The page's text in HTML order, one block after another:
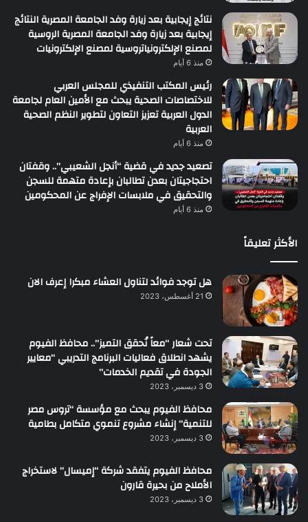
نتائج إيجابية بعد زيارة وفد الجامعة المصرية النتائج
إيجابية بعد زيارة وفد الجامعة المصرية الروسية
لمصنع الإلكترونياتروسية لمصنع الإلكترونيات
منذ 6 أيام
رئيس المكتب التنفيذي للمجلس العربي
للاختصاصات الصحية يبحث مع الأمين العام لجامعة
الدول العربية تعزيز التعاون لتطوير النظم الصحية
العربية
منذ 6 أيام
تصعيد جديد في قضية “أنجل الشعيبي”.. وقفتان
احتجاجيتان بعدن تطالبان بإعادة متهمة للسجن
والتحقيق في ملابسات الإفراج عن المحكومين
منذ 6 أيام
الأكثر تعليقاً
هل توجد فوائد لتناول العشاء مبكرا إعرف الان
21 أغسطس، 2023
تحت شعار “معاً نُحقق التميز”.. محافظ الفيوم
يشهد انطلاق فعاليات البرنامج التدريبي “معايير
الجودة في تقديم الخدمات”
3 ديسمبر، 2023
محافظ الفيوم يبحث مع مؤسسة “تروس مصر
للتنمية” إنشاء مشروع تنموي متكامل بطامية
3 ديسمبر، 2023
محافظ الفيوم يتفقد شركة “إميسال” لاستخراج
الأملاح من بحيرة قارون
3 ديسمبر، 2023